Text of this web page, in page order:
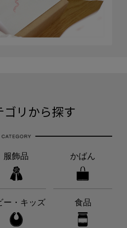
ゴリから探す
服飾品 かばん
ー・キッズ 食品